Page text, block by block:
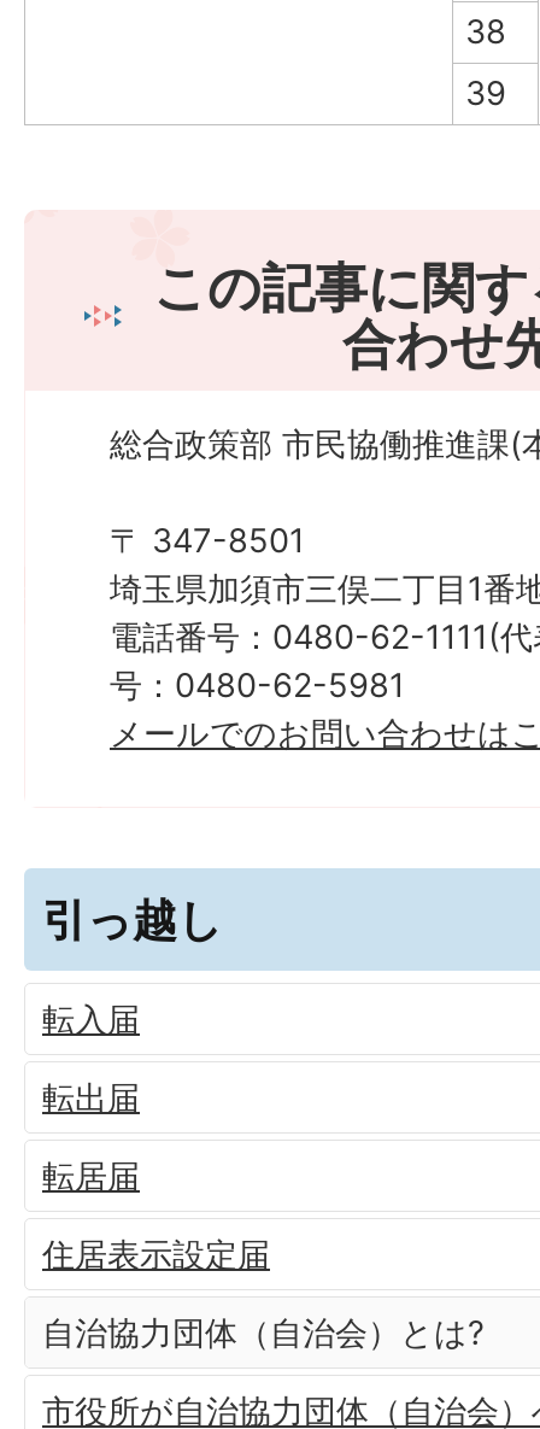
38
39
この記事に関
合わせ
総合政策部 市民協働推進課(
〒 347-8501
埼玉県加須市三俣二丁目1番
電話番号：0480-62-1111(
号：0480-62-5981
メールでのお問い合わせは
引っ越し
転入届
転出届
転居届
住居表示設定届
自治協力団体（自治会）とは?
市役所が自治協力団体（自治会